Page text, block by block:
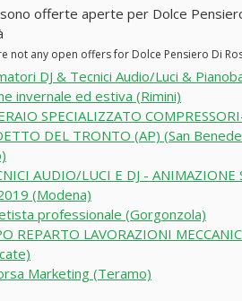
offerte aperte per Dolce
not any open offers for Dolce Pensiero Di
DJ & Tecnici Audio/Luci &
invernale ed estiva (Rimini)
SPECIALIZZATO
DEL TRONTO (AP) (San
AUDIO/LUCI E DJ - ANIMAZIONE
(Modena)
professionale (Gorgonzola)
REPARTO LAVORAZIONI
Marketing (Teramo)